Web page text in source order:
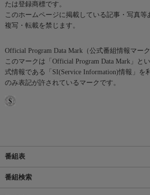
たは登録商標です。
このホームページに掲載している記事・写真等
複写・転載を禁じます。
Official Program Data Mark（公式番組情報マーク
このマークは「Official Program Data Mark」と
式情報である「SI(Service Information)情報」を
のみ表記が許されているマークです。
番組表
番組検索